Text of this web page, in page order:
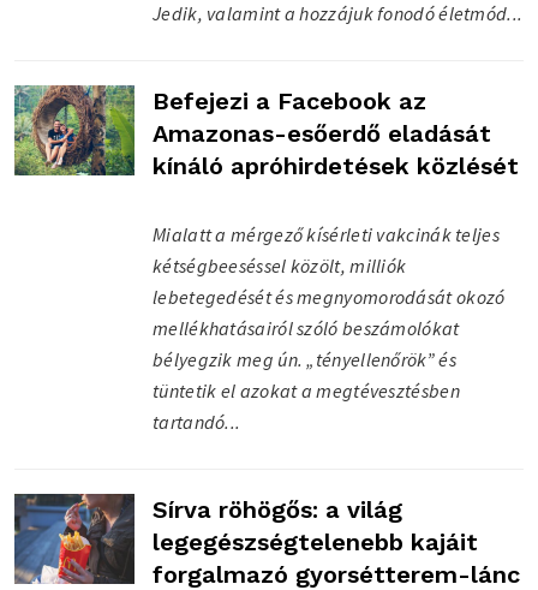
Jedik, valamint a hozzájuk fonodó életmód...
Befejezi a Facebook az
Amazonas-esőerdő eladását
kínáló apróhirdetések közlését
Mialatt a mérgező kísérleti vakcinák teljes
kétségbeeséssel közölt, milliók
lebetegedését és megnyomorodását okozó
mellékhatásairól szóló beszámolókat
bélyegzik meg ún. „tényellenőrök” és
tüntetik el azokat a megtévesztésben
tartandó...
Sírva röhögős: a világ
legegészségtelenebb kajáit
forgalmazó gyorsétterem-lánc